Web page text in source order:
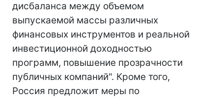
дисбаланса между объемом
выпускаемой массы различных
финансовых инструментов и реальной
инвестиционной доходностью
программ, повышение прозрачности
публичных компаний". Кроме того,
Россия предложит меры по